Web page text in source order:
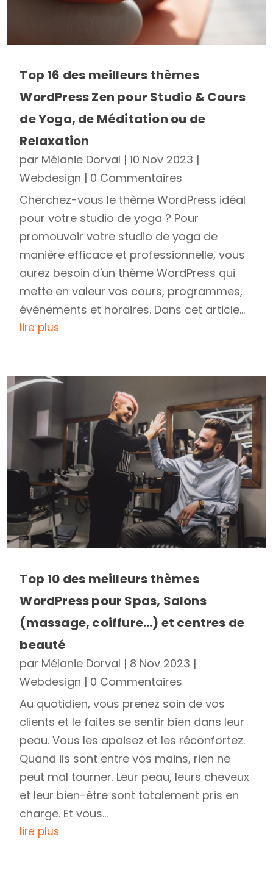
Top 16 des meilleurs thèmes
WordPress Zen pour Studio & Cours
de Yoga, de Méditation ou de
Relaxation
par Mélanie Dorval |10 Nov 2023 |
Webdesign | 0 Commentaires
Cherchez-vous le thème WordPress idéal
pour votre studio de yoga ? Pour
promouvoir votre studio de yoga de
manière efficace et professionnelle, vous
aurez besoin d'un thème WordPress qui
mette en valeur vos cours, programmes,
événements et horaires. Dans cet article...
lire plus
Top 10 des meilleurs thèmes
WordPress pour Spas, Salons
(massage, coiffure…) et centres de
beauté
par Mélanie Dorval | 8 Nov 2023 |
Webdesign | 0 Commentaires
Au quotidien, vous prenez soin de vos
clients et le faites se sentir bien dans leur
peau. Vous les apaisez et les réconfortez.
Quand ils sont entre vos mains, rien ne
peut mal tourner. Leur peau, leurs cheveux
et leur bien-être sont totalement pris en
charge. Et vous...
lire plus